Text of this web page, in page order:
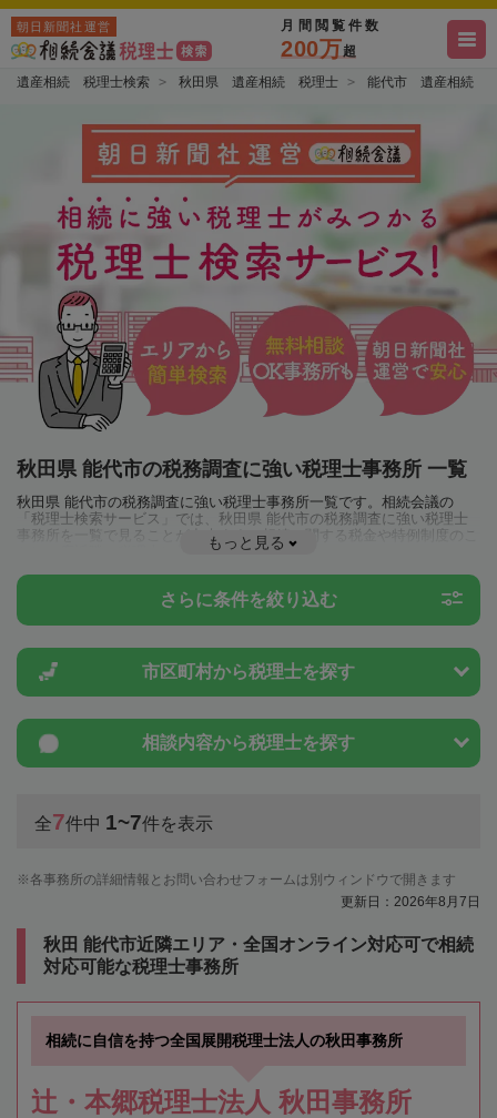
朝日新聞社運営 月間閲覧件数
200万超
遺産相続 税理士検索 秋田県 遺産相続 税理士 能代市 遺産相続
秋田県 能代市の税務調査に強い税理士事務所 一覧
秋田県 能代市の税務調査に強い税理士事務所一覧です。相続会議の
「税理士検索サービス」では、秋田県 能代市の税務調査に強い税理士
事務所を一覧で見ることが出来ます。相続に関する税金や特例制度のこ
とは一度近隣の税理士に相談してみましょう。
もっと見る
さらに条件を絞り込む
市区町村から税理士を探す
相談内容から税理士を探す
全7件中 1~7件を表示
各事務所の詳細情報とお問い合わせフォームは別ウィンドウで開きます
更新日：2026年8月7日
秋田 能代市近隣エリア・全国オンライン対応可で相続
対応可能な税理士事務所
相続に自信を持つ全国展開税理士法人の秋田事務所
辻・本郷税理士法人 秋田事務所